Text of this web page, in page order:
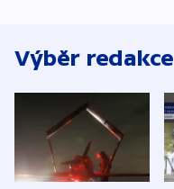
Výběr redakce